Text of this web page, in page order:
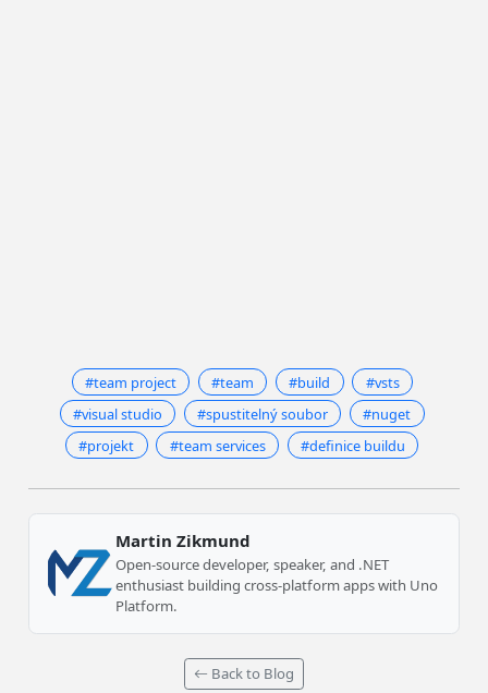
#team project #team #build
#vsts
#visual studio
#spustitelný soubor
#nuget
#projekt
#team services #definice buildu
Martin Zikmund
Open-source developer, speaker, and .NET
enthusiast building cross-platform apps with Uno
Platform.
Back to Blog